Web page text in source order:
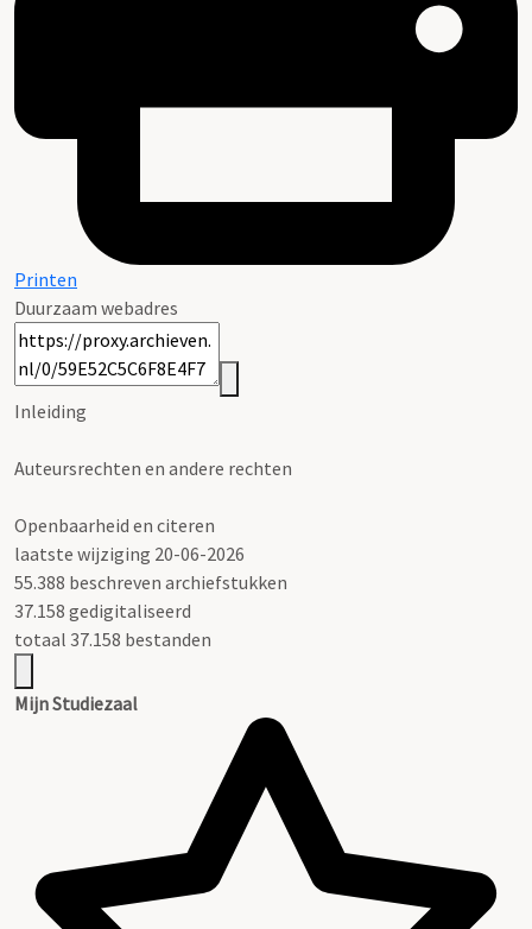
Printen
Duurzaam webadres
Inleiding
Auteursrechten en andere rechten
Openbaarheid en citeren
laatste wijziging 20-06-2026
55.388 beschreven archiefstukken
37.158 gedigitaliseerd
totaal 37.158 bestanden
Mijn Studiezaal